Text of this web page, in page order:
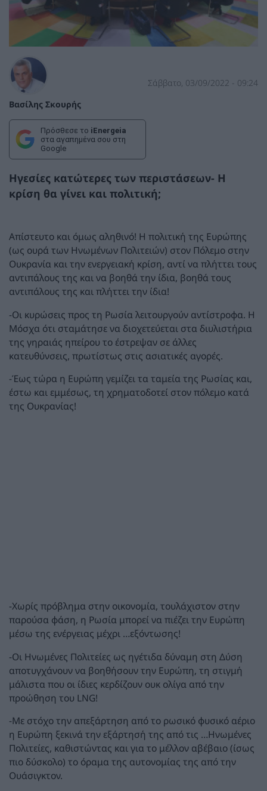
Βασίλης Σκουρής
Σάββατο, 03/09/2022 - 09:24
Πρόσθεσε το iEnergeia
στα αγαπημένα σου στη
Google
Ηγεσίες κατώτερες των περιστάσεων- Η
κρίση θα γίνει και πολιτική;
Απίστευτο και όμως αληθινό! Η πολιτική της Ευρώπης
(ως ουρά των Ηνωμένων Πολιτειών) στον Πόλεμο στην
Ουκρανία και την ενεργειακή κρίση, αντί να πλήττει τους
αντιπάλους της και να βοηθά την ίδια, βοηθά τους
αντιπάλους της και πλήττει την ίδια!
-Οι κυρώσεις προς τη Ρωσία λειτουργούν αντίστροφα. Η
Μόσχα ότι σταμάτησε να διοχετεύεται στα διυλιστήρια
της γηραιάς ηπείρου το έστρεψαν σε άλλες
κατευθύνσεις, πρωτίστως στις ασιατικές αγορές.
-Έως τώρα η Ευρώπη γεμίζει τα ταμεία της Ρωσίας και,
έστω και εμμέσως, τη χρηματοδοτεί στον πόλεμο κατά
της Ουκρανίας!
-Χωρίς πρόβλημα στην οικονομία, τουλάχιστον στην
παρούσα φάση, η Ρωσία μπορεί να πιέζει την Ευρώπη
μέσω της ενέργειας μέχρι …εξόντωσης!
-Οι Ηνωμένες Πολιτείες ως ηγέτιδα δύναμη στη Δύση
αποτυγχάνουν να βοηθήσουν την Ευρώπη, τη στιγμή
μάλιστα που οι ίδιες κερδίζουν ουκ ολίγα από την
προώθηση του LNG!
-Με στόχο την απεξάρτηση από το ρωσικό φυσικό αέριο
η Ευρώπη ξεκινά την εξάρτησή της από τις …Ηνωμένες
Πολιτείες, καθιστώντας και για το μέλλον αβέβαιο (ίσως
πιο δύσκολο) το όραμα της αυτονομίας της από την
Ουάσιγκτον.